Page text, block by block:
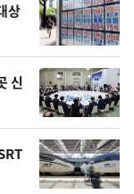
상
신